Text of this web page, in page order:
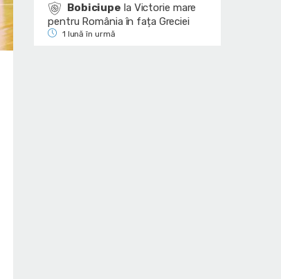
Bobiciupe la Victorie mare
pentru România în fața Greciei
1 lună în urmă